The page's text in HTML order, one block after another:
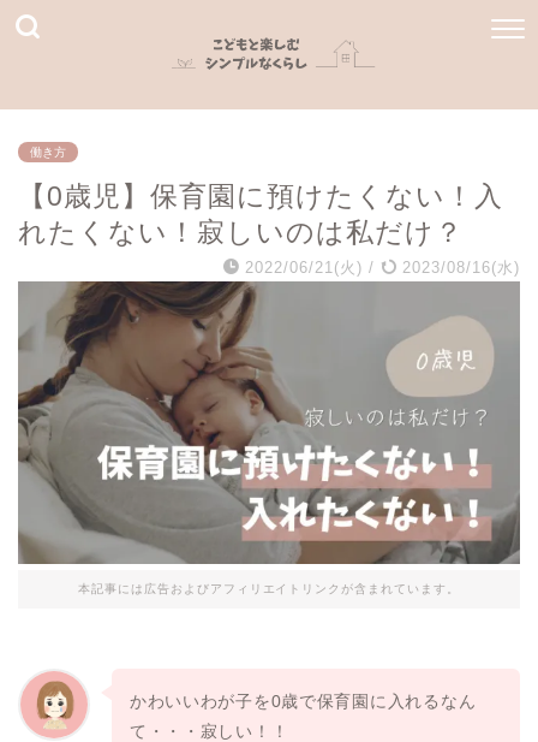
働き方
【0歳児】保育園に預けたくない！入
れたくない！寂しいのは私だけ？
2022/06/21(火) / 2023/08/16(水)
本記事には広告およびアフィリエイトリンクが含まれています。
かわいいわが子を0歳で保育園に入れるなん
て・・・寂しい！！